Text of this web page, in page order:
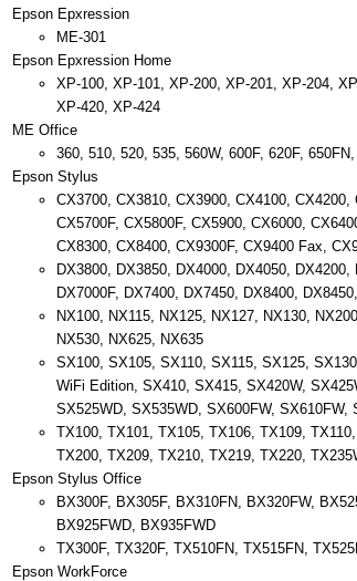
Epson Epxression
ME-301
Epson Epxression Home
XP-100, XP-101, XP-200, XP-201, XP-204,
XP-420, XP-424
ME Office
360, 510, 520, 535, 560W, 600F, 620F,
Epson Stylus
CX3700, CX3810, CX3900, CX4100,
CX5700F, CX5800F, CX5900, CX6000,
CX8300, CX8400, CX9300F, CX9400 Fax,
DX3800, DX3850, DX4000, DX4050,
DX7000F, DX7400, DX7450, DX8400,
NX100, NX115, NX125, NX127, NX130,
NX530, NX625, NX635
SX100, SX105, SX110, SX115, SX125,
WiFi Edition, SX410, SX415, SX420W,
SX525WD, SX535WD, SX600FW, SX610FW,
TX100, TX101, TX105, TX106, TX109,
TX200, TX209, TX210, TX219, TX220,
Epson Stylus Office
BX300F, BX305F, BX310FN, BX320FW,
BX925FWD, BX935FWD
TX300F, TX320F, TX510FN, TX515FN,
Epson WorkForce